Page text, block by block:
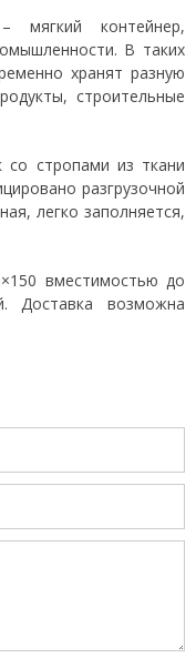
мягкий контейнер,
В таких
хранят разную
строительные
со стропами из ткани
разгрузочной
легко заполняется,
вместимостью до
Доставка возможна